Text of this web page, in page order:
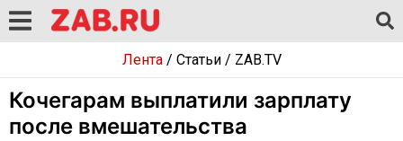
Лента/ Статьи/ ZAB.TV
Кочегарам выплатили зарплату
после вмешательства